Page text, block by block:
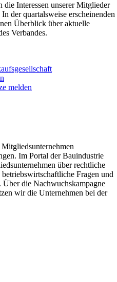
Interessen unserer Mitglieder
der quartalsweise erscheinenden
Überblick über aktuelle
Verbandes.
melden
Im Portal der Bauindustrie
über rechtliche
Fragen und
die Nachwuchskampagne
wir die Unternehmen bei der